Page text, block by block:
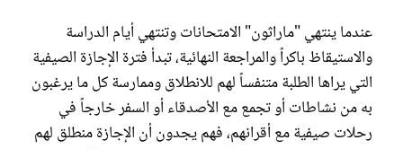
عندما ينتهي "ماراثون" الامتحانات وتنتهي أيام الدراسة
والاستيقاظ باكراً والمراجعة النهائية، تبدأ فترة الإجازة الصيفية
التي يراها الطلبة متنفساً لهم للانطلاق وممارسة كل ما يرغبون
به من نشاطات أو تجمع مع الأصدقاء أو السفر خارجاً في
رحلات صيفية مع أقرانهم، فهم يجدون أن الإجازة منطلق لهم
فيديو
مطبخ سيدتي
مقالات الرأي
ستايل